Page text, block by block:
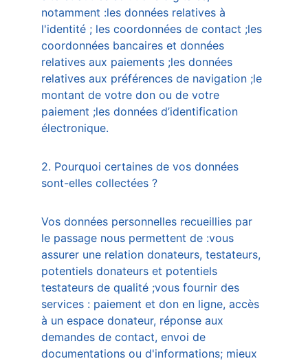
notamment :les données relatives à
l'identité ; les coordonnées de contact ;les
coordonnées bancaires et données
relatives aux paiements ;les données
relatives aux préférences de navigation ;le
montant de votre don ou de votre
paiement ;les données d’identification
électronique.
2. Pourquoi certaines de vos données
sont-elles collectées ?
Vos données personnelles recueillies par
le passage nous permettent de :vous
assurer une relation donateurs, testateurs,
potentiels donateurs et potentiels
testateurs de qualité ;vous fournir des
services : paiement et don en ligne, accès
à un espace donateur, réponse aux
demandes de contact, envoi de
documentations ou d'informations; mieux